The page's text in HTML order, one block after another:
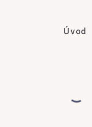
Úvod